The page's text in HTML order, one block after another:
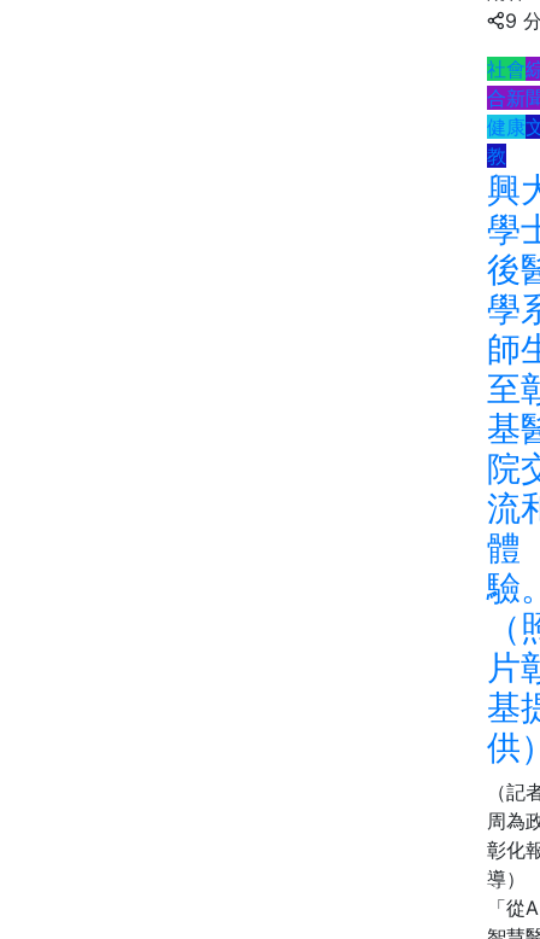
9
社會
合新
健康
教
興
學
後
學
師
至
基
院
流
體
驗
（
片
基
供
（記
周為
彰化
導）
「從